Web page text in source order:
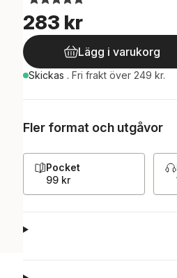
283 kr
Lägg i varukorg
Skickas . Fri frakt över 249 kr.
Fler format och utgåvor
Pocket
99 kr